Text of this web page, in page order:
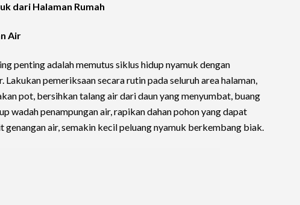
dari Halaman Rumah
Air
penting adalah memutus siklus hidup nyamuk dengan
pemeriksaan secara rutin pada seluruh area halaman,
pot, bersihkan talang air dari daun yang menyumbat, buang
wadah penampungan air, rapikan dahan pohon yang dapat
genangan air, semakin kecil peluang nyamuk berkembang biak.